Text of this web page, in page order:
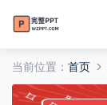
当前位置： 首页